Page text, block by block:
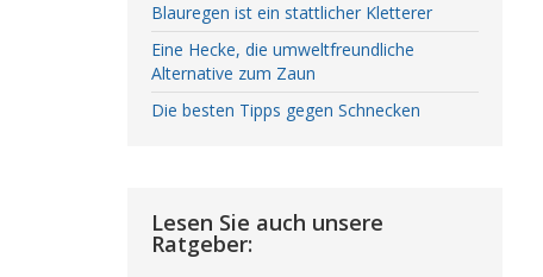
Blauregen ist ein stattlicher Kletterer
Eine Hecke, die umweltfreundliche
Alternative zum Zaun
Die besten Tipps gegen Schnecken
Lesen Sie auch unsere
Ratgeber: